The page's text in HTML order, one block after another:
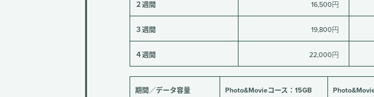
２週間 16,500円
３週間 19,800円
４週間 22,000円
期間／データ容量 Photo&Movieコース：15GB